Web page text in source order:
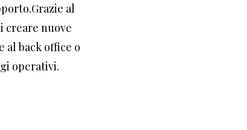
al
creare nuove
back office o
operativi.